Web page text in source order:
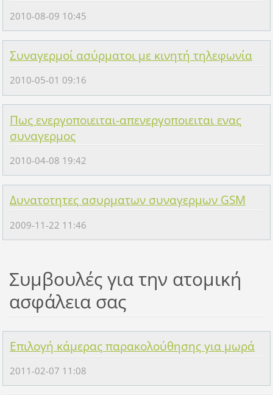
2010-08-09 10:45
Συναγερμοί ασύρματοι με κινητή τηλεφωνία
2010-05-01 09:16
Πως ενεργοποιειται-απενεργοποιειται ενας
συναγερμος
2010-04-08 19:42
Δυνατοτητες ασυρματων συναγερμων GSM
2009-11-22 11:46
Συμβουλές για την ατομική
ασφάλεια σας
Επιλογή κάμερας παρακολούθησης για μωρά
2011-02-07 11:08